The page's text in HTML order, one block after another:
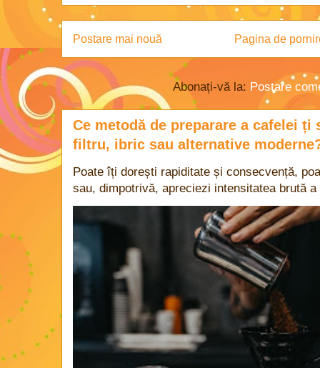
Postare mai nouă Pagina de
Abonați-vă la: Postare
Ce metodă de preparare a cafelei
filtru, ibric sau alternative
Poate îți dorești rapiditate și consecvență,
sau, dimpotrivă, apreciezi intensitatea brută